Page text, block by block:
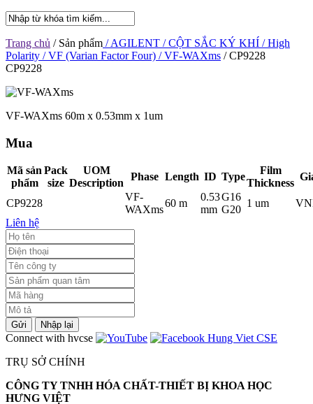
Trang chủ / Sản phẩm / AGILENT / CỘT SẮC KÝ KHÍ / High
Polarity / VF (Varian Factor Four) / VF-WAXms / CP9228
CP9228
VF-WAXms 60m x 0.53mm x 1um
Mua
Mã sản
phẩm
Pack
size
UOM
Description
Phase Length ID Type
Film
Thickness
CP9228
VF-
WAXms
60 m
0.53
mm
G16
G20
1 um
Liên hệ
Gửi Nhập lại
Connect with hvcse
TRỤ SỞ CHÍNH
CÔNG TY TNHH HÓA CHẤT-THIẾT BỊ KHOA HỌC
HƯNG VIỆT